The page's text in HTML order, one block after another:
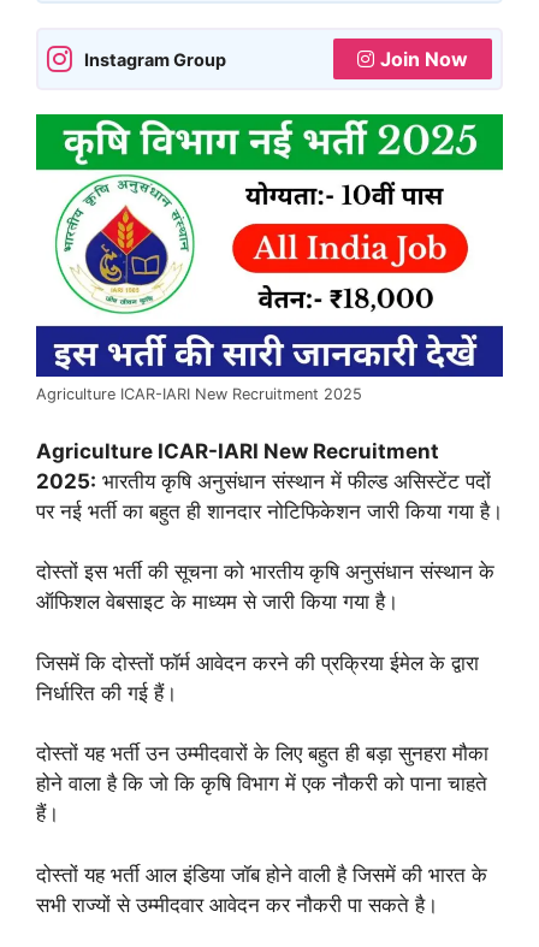
Instagram Group Join Now
Agriculture ICAR-IARI New Recruitment 2025
Agriculture ICAR-IARI New Recruitment
2025: भारतीय कृषि अनुसंधान संस्थान में फील्ड असिस्टेंट पदों
पर नई भर्ती का बहुत ही शानदार नोटिफिकेशन जारी किया गया है।
दोस्तों इस भर्ती की सूचना को भारतीय कृषि अनुसंधान संस्थान के
ऑफिशल वेबसाइट के माध्यम से जारी किया गया है।
जिसमें कि दोस्तों फॉर्म आवेदन करने की प्रक्रिया ईमेल के द्वारा
निर्धारित की गई हैं।
दोस्तों यह भर्ती उन उम्मीदवारों के लिए बहुत ही बड़ा सुनहरा मौका
होने वाला है कि जो कि कृषि विभाग में एक नौकरी को पाना चाहते
हैं।
दोस्तों यह भर्ती आल इंडिया जॉब होने वाली है जिसमें की भारत के
सभी राज्यों से उम्मीदवार आवेदन कर नौकरी पा सकते है।